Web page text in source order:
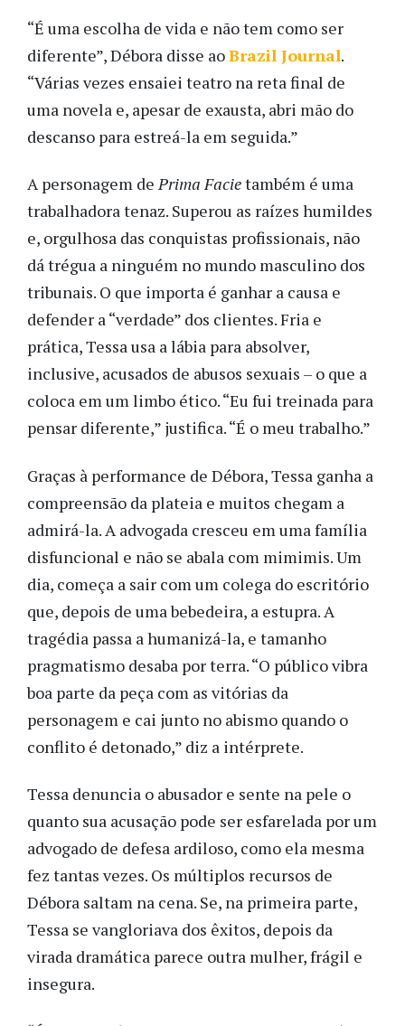
“É uma escolha de vida e não tem como ser
diferente”, Débora disse aoBrazil Journal.
“Várias vezes ensaiei teatro na reta final de
uma novela e, apesar de exausta, abri mão do
descanso para estreá-la em seguida.”
A personagem dePrima Facietambém é uma
trabalhadora tenaz. Superou as raízes humildes
e, orgulhosa das conquistas profissionais, não
dá trégua a ninguém no mundo masculino dos
tribunais. O que importa é ganhar a causa e
defender a “verdade” dos clientes. Fria e
prática, Tessa usa a lábia para absolver,
inclusive, acusados de abusos sexuais – o que a
coloca em um limbo ético. “Eu fui treinada para
pensar diferente,” justifica. “É o meu trabalho.”
Graças à performance de Débora, Tessa ganha a
compreensão da plateia e muitos chegam a
admirá-la. A advogada cresceu em uma família
disfuncional e não se abala com mimimis. Um
dia, começa a sair com um colega do escritório
que, depois de uma bebedeira, a estupra. A
tragédia passa a humanizá-la, e tamanho
pragmatismo desaba por terra. “O público vibra
boa parte da peça com as vitórias da
personagem e cai junto no abismo quando o
conflito é detonado,” diz a intérprete.
Tessa denuncia o abusador e sente na pele o
quanto sua acusação pode ser esfarelada por um
advogado de defesa ardiloso, como ela mesma
fez tantas vezes. Os múltiplos recursos de
Débora saltam na cena. Se, na primeira parte,
Tessa se vangloriava dos êxitos, depois da
virada dramática parece outra mulher, frágil e
insegura.